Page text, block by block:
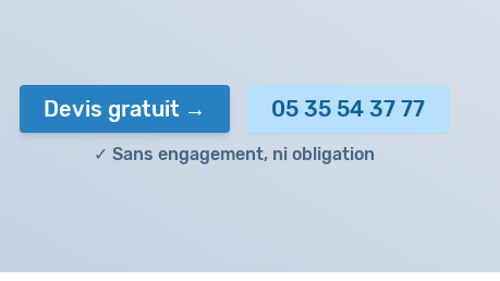
Devis gratuit 05 35 54 37 77
✓ Sans engagement, ni obligation